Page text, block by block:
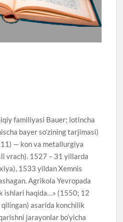
familiyasi Bauer; lotincha
bayer so’zining tarjimasi)
— kon va metallurgiya
vrach). 1527 – 31 yillarda
1533 yildan Xemnis
Agrikola Yevropada
ishlari haqida…» (1550; 12
asarida konchilik
jarayonlar bo’yicha